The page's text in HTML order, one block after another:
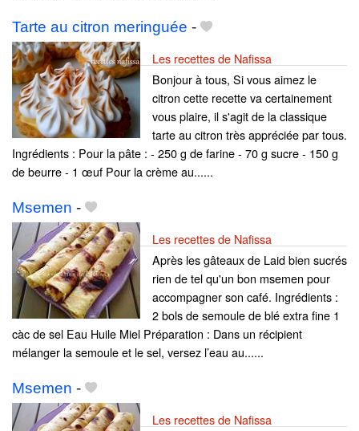
Tarte au citron meringuée -
Les recettes de Nafissa
Bonjour à tous, Si vous aimez le
citron cette recette va certainement
vous plaire, il s'agit de la classique
tarte au citron très appréciée par tous.
Ingrédients : Pour la pâte : - 250 g de farine - 70 g sucre - 150 g
de beurre - 1 œuf Pour la crème au......
Msemen -
Les recettes de Nafissa
Après les gâteaux de Laid bien sucrés
rien de tel qu'un bon msemen pour
accompagner son café. Ingrédients :
2 bols de semoule de blé extra fine 1
càc de sel Eau Huile Miel Préparation : Dans un récipient
mélanger la semoule et le sel, versez l’eau au......
Msemen -
Les recettes de Nafissa